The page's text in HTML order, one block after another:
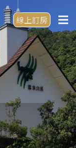
線上訂房